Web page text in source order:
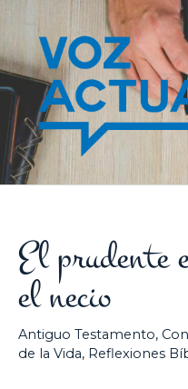
contenido
El prudente
el necio
Antiguo Testamento,
de la Vida, Reflexiones